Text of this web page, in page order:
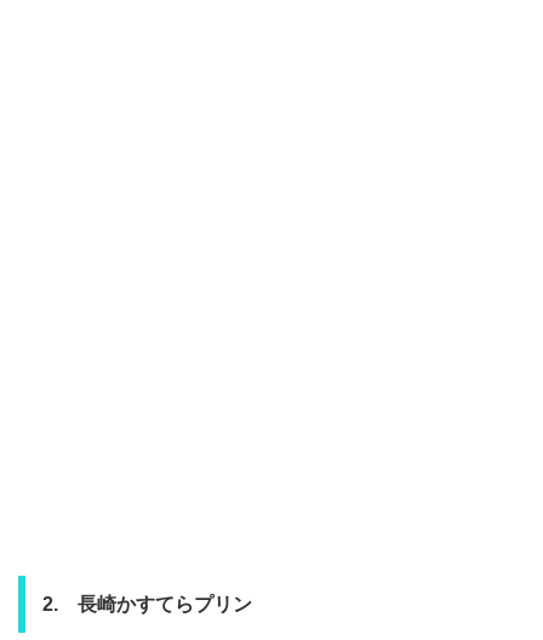
2. 長崎かすてらプリン